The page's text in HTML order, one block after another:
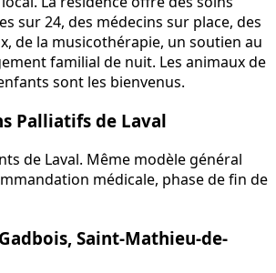
sur 24, des médecins sur place, des
de la musicothérapie, un soutien au
familial de nuit. Les animaux de
sont les bienvenus.
Palliatifs de Laval
de Laval. Même modèle général
médicale, phase de fin de
Saint-Mathieu-de-